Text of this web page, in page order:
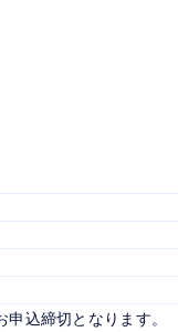
込締切となります。